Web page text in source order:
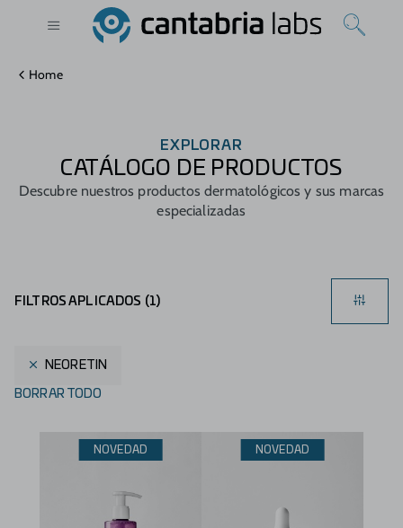
Home
EXPLORAR
CATÁLOGO DE PRODUCTOS
Descubre nuestros productos dermatológicos y sus marcas
especializadas
FILTROS APLICADOS (1)
NEORETIN
BORRAR TODO
NOVEDAD NOVEDAD